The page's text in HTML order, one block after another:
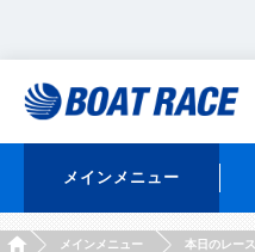
メインメニュー
HOMEメインメニュー 本日のレース